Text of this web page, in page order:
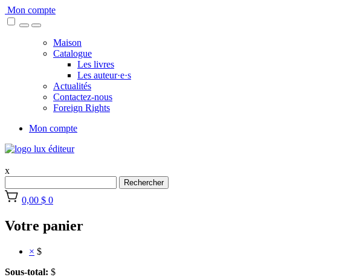
Skip
to
Mon compte
Maison
Catalogue
Les livres
Les auteur·e·s
Actualités
Contactez-nous
Foreign Rights
Mon compte
x
Rechercher
0,00 $ 0
Votre panier
× $
Sous-total: $